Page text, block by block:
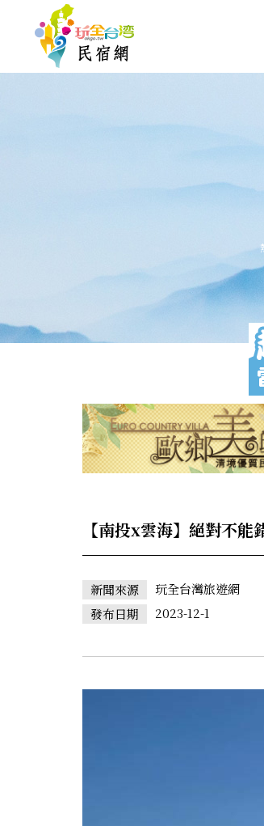
【南投x雲海】絕對不
新聞來源
玩全台灣旅遊網
發布日期
2023-12-1